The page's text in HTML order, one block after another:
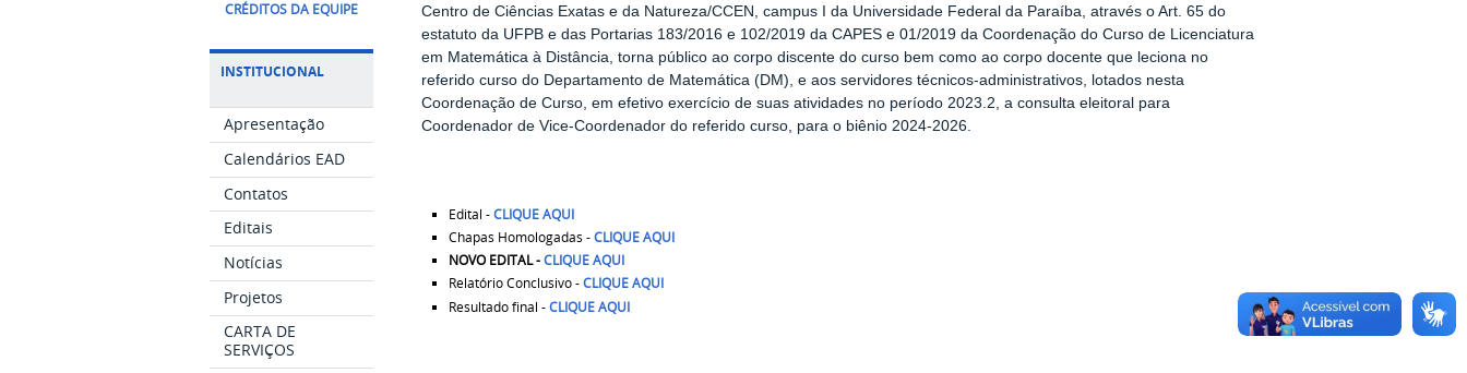
CRÉDITOS DA EQUIPE
INSTITUCIONAL
Apresentação
Calendários EAD
Contatos
Editais
Notícias
Projetos
CARTA DE
SERVIÇOS
Centro de Ciências Exatas e da Natureza/CCEN, campus I da Universidade Federal da Paraíba, através o Art. 65 do
estatuto da UFPB e das Portarias 183/2016 e 102/2019 da CAPES e 01/2019 da Coordenação do Curso de Licenciatura
em Matemática à Distância, torna público ao corpo discente do curso bem como ao corpo docente que leciona no
referido curso do Departamento de Matemática (DM), e aos servidores técnicos-administrativos, lotados nesta
Coordenação de Curso, em efetivo exercício de suas atividades no período 2023.2, a consulta eleitoral para
Coordenador de Vice-Coordenador do referido curso, para o biênio 2024-2026.
Edital -CLIQUE AQUI
Chapas Homologadas -CLIQUE AQUI
NOVO EDITAL -CLIQUE AQUI
Relatório Conclusivo -CLIQUE AQUI
Resultado final -CLIQUE AQUI